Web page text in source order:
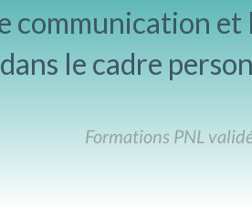
communication
le cadre
Formations PNL